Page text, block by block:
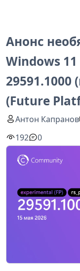
Анонс
Windows
29591.1000
(Future
Антон Капранов
192
0